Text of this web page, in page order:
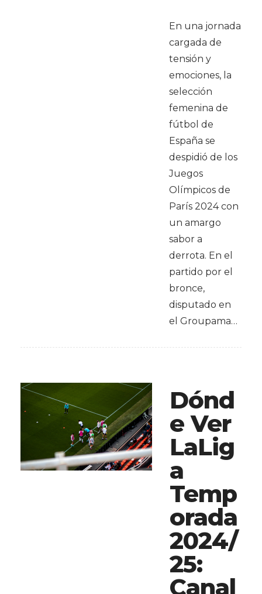
En una jornada
cargada de
tensión y
emociones, la
selección
femenina de
fútbol de
España se
despidió de los
Juegos
Olímpicos de
París 2024 con
un amargo
sabor a
derrota. En el
partido por el
bronce,
disputado en
el Groupama…
Dónd
e Ver
LaLig
a
Temp
orada
2024/
25:
Canal